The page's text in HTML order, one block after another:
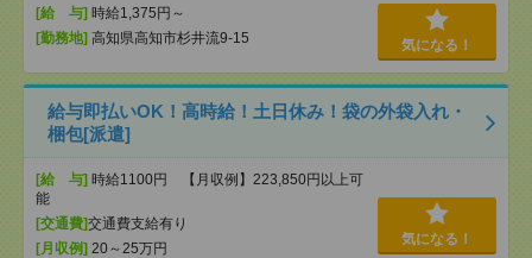
[給 与] 時給1,375円～
[勤務地] 高知県高知市杉井流9-15 気になる！
給与即払いOK！高時給！土日休み！袋の外袋入れ・
梱包[派遣]
[給 与] 時給1100円 【月収例】223,850円以上可
能
[交通費]交通費支給有り
[月収例] 20～25万円
気になる！